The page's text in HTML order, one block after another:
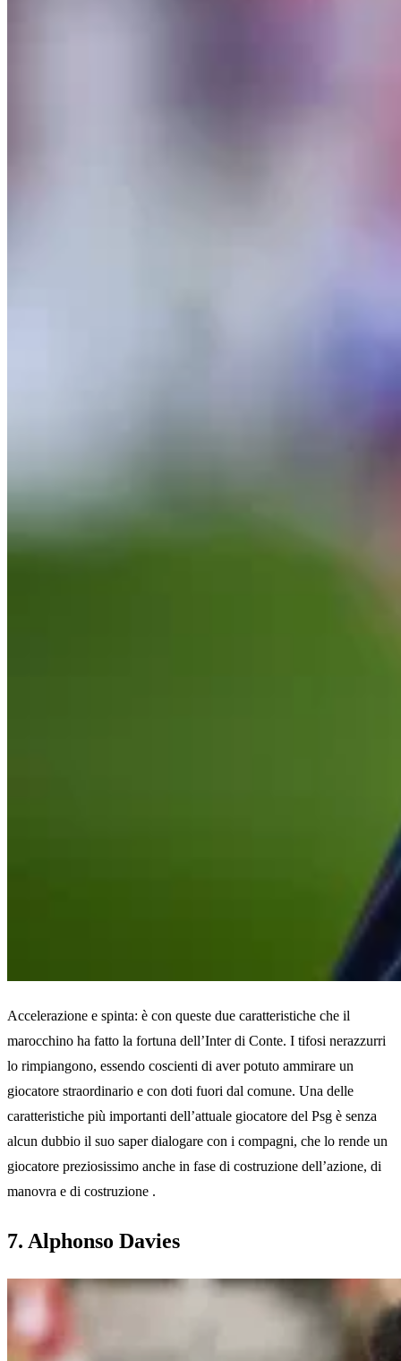
Accelerazione e spinta: è con queste due caratteristiche che il
marocchino ha fatto la fortuna dell’Inter di Conte. I tifosi nerazzurri
lo rimpiangono, essendo coscienti di aver potuto ammirare un
giocatore straordinario e con doti fuori dal comune. Una delle
caratteristiche più importanti dell’attuale giocatore del Psg è senza
alcun dubbio il suo saper dialogare con i compagni, che lo rende un
giocatore preziosissimo anche in fase di costruzione dell’azione, di
manovra e di costruzione .
7. Alphonso Davies